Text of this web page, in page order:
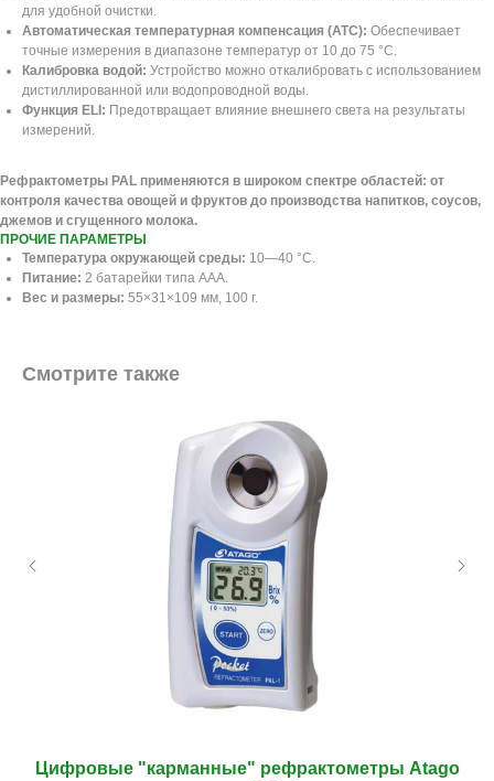
для удобной очистки.
Автоматическая температурная компенсация (ATC): Обеспечивает
точные измерения в диапазоне температур от 10 до 75 °C.
Калибровка водой: Устройство можно откалибровать с использованием
дистиллированной или водопроводной воды.
Функция ELI: Предотвращает влияние внешнего света на результаты
измерений.
Рефрактометры PAL применяются в широком спектре областей: от
контроля качества овощей и фруктов до производства напитков, соусов,
джемов и сгущенного молока.
ПРОЧИЕ ПАРАМЕТРЫ
Температура окружающей среды: 10—40 °C.
Питание: 2 батарейки типа AAA.
Вес и размеры: 55×31×109 мм, 100 г.
Смотрите также
Цифровые "карманные" рефрактометры Atago